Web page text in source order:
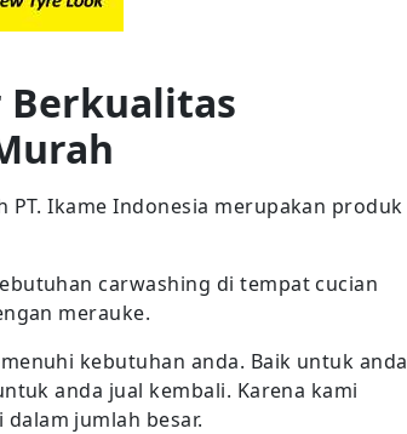
Berkualitas
Ikame Indonesia merupakan produk
carwashing di tempat cucian
merauke.
kebutuhan anda. Baik untuk anda
anda jual kembali. Karena kami
jumlah besar.